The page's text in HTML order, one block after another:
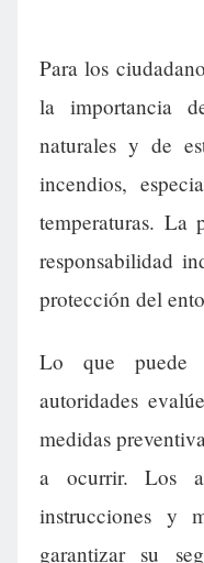
Para los
la importancia
naturales y de
incendios,
temperaturas. La
responsabilidad
protección del
Lo que puede
autoridades
medidas
a ocurrir. Los
instrucciones y
garantizar su